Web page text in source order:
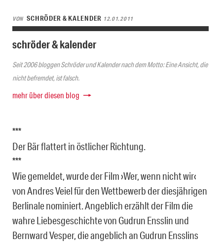
VON SCHRÖDER & KALENDER 12.01.2011
schröder & kalender
Seit 2006 bloggen Schröder und Kalender nach dem Motto: Eine Ansicht, die
nicht befremdet, ist falsch.
mehr über diesen blog
***
Der Bär flattert in östlicher Richtung.
***
Wie gemeldet, wurde der Film ›Wer, wenn nicht wir‹
von Andres Veiel für den Wettbewerb der diesjährigen
Berlinale nominiert. Angeblich erzählt der Film die
wahre Liebesgeschichte von Gudrun Ensslin und
Bernward Vesper, die angeblich an Gudrun Ensslins